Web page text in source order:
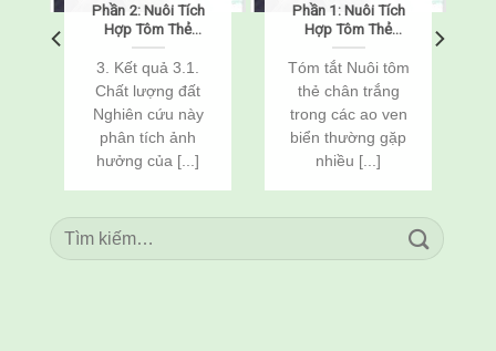
Phần 2: Nuôi Tích
Hợp Tôm Thẻ
Chân Trắng
(Penaeus
vannamei) Và Cá
Rô Phi
(Oreochromis
niloticus) Thông
Qua Cải Tạo Đất
3. Kết quả 3.1.
Chất lượng đất
Nghiên cứu này
phân tích ảnh
hưởng của [...]
Phần 1: Nuôi Tích
Hợp Tôm Thẻ
Chân Trắng
(Penaeus
vannamei) Và Cá
Rô Phi
(Oreochromis
niloticus) Thông
Qua Cải Tạo Đất
Tóm tắt Nuôi tôm
thẻ chân trắng
trong các ao ven
biển thường gặp
nhiều [...]